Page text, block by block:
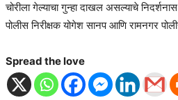
चोरीला गेल्याचा गुन्हा दाखल असल्याचे
पोलीस निरीक्षक योगेश सानप आणि रामनगर
Spread the love